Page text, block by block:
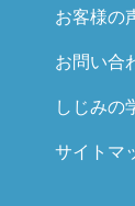
お客様の
お問い合
しじみの
サイトマ